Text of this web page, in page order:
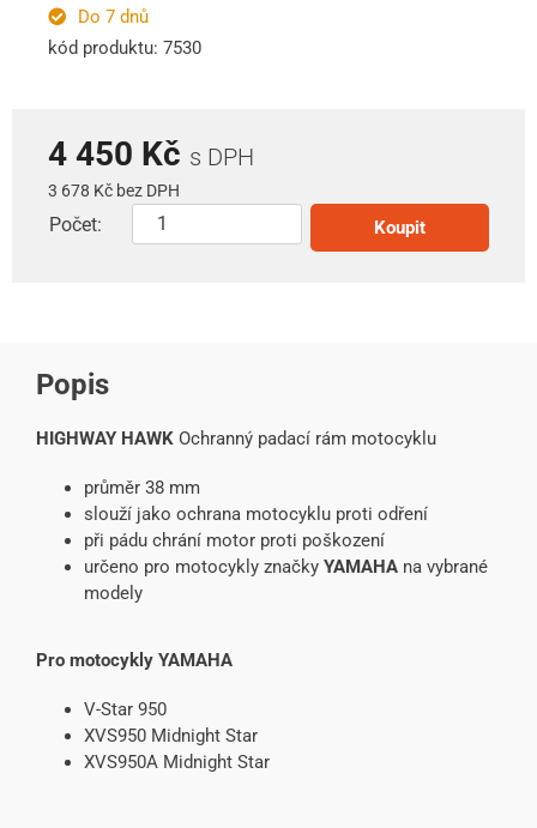
Do 7 dnů
kód produktu: 7530
4 450 Kč s DPH
3 678 Kč bez DPH
Počet: Koupit
Popis
HIGHWAY HAWK Ochranný padací rám motocyklu
průměr 38 mm
slouží jako ochrana motocyklu proti odření
při pádu chrání motor proti poškození
určeno pro motocykly značky YAMAHA na vybrané
modely
Pro motocykly YAMAHA
V-Star 950
XVS950 Midnight Star
XVS950A Midnight Star